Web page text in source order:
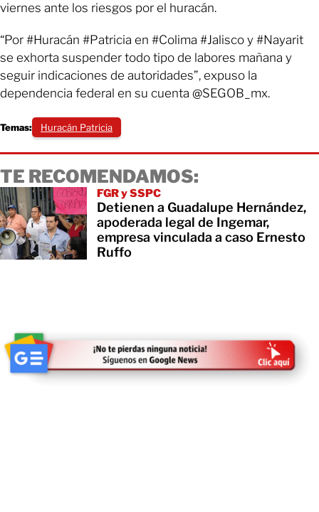
viernes ante los riesgos por el huracán.
“Por #Huracán #Patricia en #Colima #Jalisco y #Nayarit
se exhorta suspender todo tipo de labores mañana y
seguir indicaciones de autoridades”, expuso la
dependencia federal en su cuenta @SEGOB_mx.
Temas: Huracán Patricia
TE RECOMENDAMOS:
FGR y SSPC
Detienen a Guadalupe Hernández,
apoderada legal de Ingemar,
empresa vinculada a caso Ernesto
Ruffo